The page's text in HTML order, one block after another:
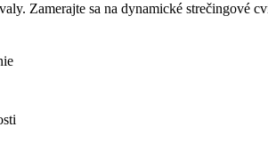
Zamerajte sa na dynamické